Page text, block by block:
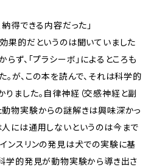
納得できる内容だった」
果的だというのは聞いていました
ず、「プラシーボ」によるところも
。が、この本を読んで、それは科学的
ました。自律神経（交感神経と副
物実験からの謎解きは興味深かっ
には通用しないというのは今まで
ンスリンの発見は犬での実験に基
学的発見が動物実験から導き出さ